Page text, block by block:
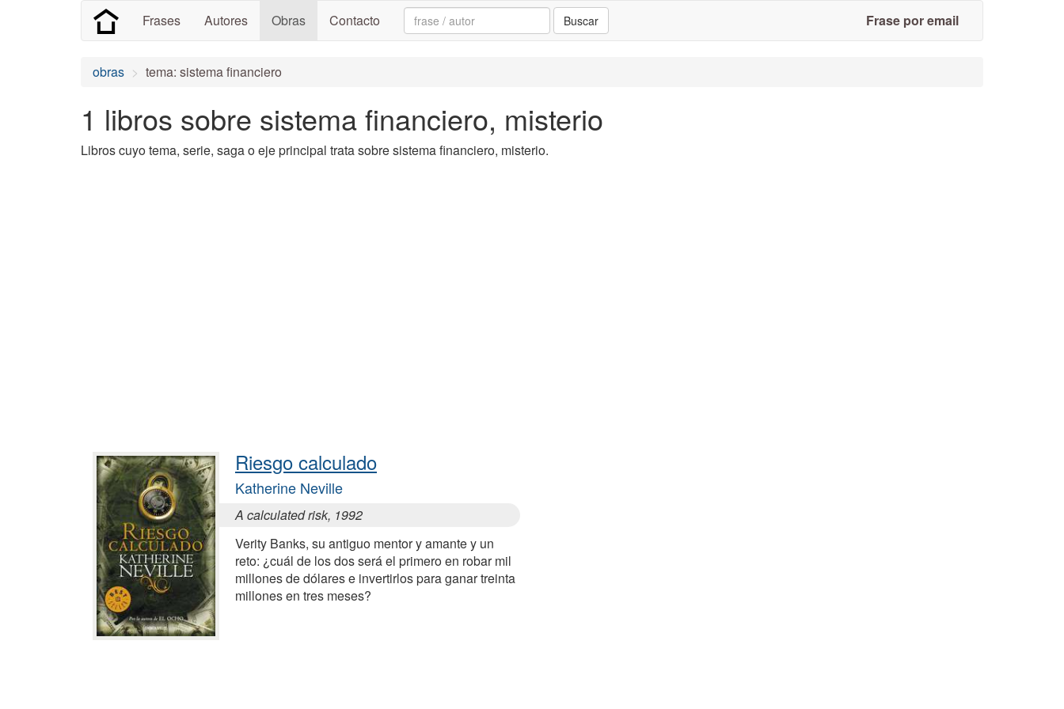
Frases Autores Obras Contacto Search: Buscar Frase por email
obras tema: sistema financiero
1 libros sobre sistema financiero, misterio
Libros cuyo tema, serie, saga o eje principal trata sobre sistema financiero, misterio.
Riesgo calculado
Katherine Neville
A calculated risk, 1992
Verity Banks, su antiguo mentor y amante y un
reto: ¿cuál de los dos será el primero en robar mil
millones de dólares e invertirlos para ganar treinta
millones en tres meses?